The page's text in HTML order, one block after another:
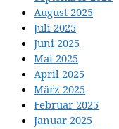
August 2025
Juli 2025
Juni 2025
Mai 2025
April 2025
März 2025
Februar 2025
Januar 2025